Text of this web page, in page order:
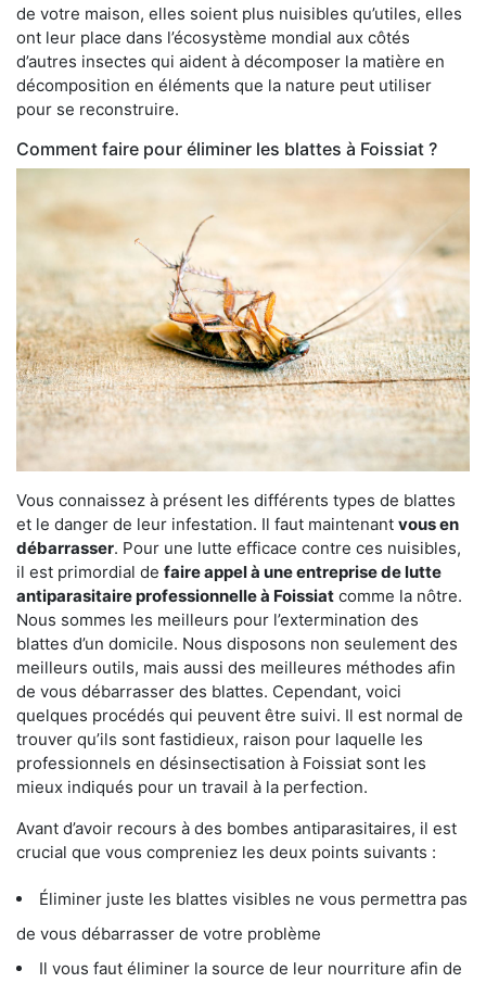
de votre maison, elles soient plus nuisibles qu’utiles, elles
ont leur place dans l’écosystème mondial aux côtés
d’autres insectes qui aident à décomposer la matière en
décomposition en éléments que la nature peut utiliser
pour se reconstruire.
Comment faire pour éliminer les blattes à Foissiat ?
Vous connaissez à présent les différents types de blattes
et le danger de leur infestation. Il faut maintenant vous en
débarrasser. Pour une lutte efficace contre ces nuisibles,
il est primordial de faire appel à une entreprise de lutte
antiparasitaire professionnelle à Foissiat comme la nôtre.
Nous sommes les meilleurs pour l’extermination des
blattes d’un domicile. Nous disposons non seulement des
meilleurs outils, mais aussi des meilleures méthodes afin
de vous débarrasser des blattes. Cependant, voici
quelques procédés qui peuvent être suivi. Il est normal de
trouver qu’ils sont fastidieux, raison pour laquelle les
professionnels en désinsectisation à Foissiat sont les
mieux indiqués pour un travail à la perfection.
Avant d’avoir recours à des bombes antiparasitaires, il est
crucial que vous compreniez les deux points suivants :
Éliminer juste les blattes visibles ne vous permettra pas
de vous débarrasser de votre problème
Il vous faut éliminer la source de leur nourriture afin de